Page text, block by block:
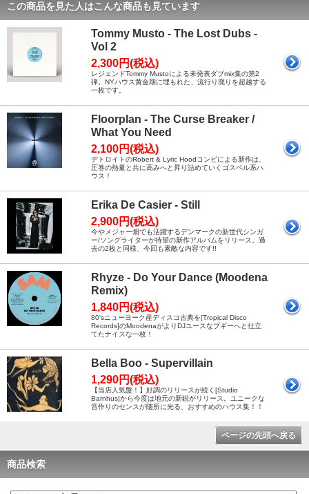
この商品を見た人はこんな商品も見ています
Tommy Musto - The Lost Dubs -
Vol 2
2,300円(税込)
レジェンドTommy Mustoによる未発表ダブmix集の第2
弾。NYハウス黄金期に埋もれた、流行り廃りを超越する
一枚です。
Floorplan - The Curse Breaker /
What You Need
2,100円(税込)
デトロイトのRobert & Lyric Hoodコンビによる新作は、
圧巻の熱量と共に高みへと昇り詰めていくゴスペル系ハ
ウス！
Erika De Casier - Still
2,900円(税込)
今やメジャー畑でも活躍するデンマークの新世代シンガ
ー/ソングライターが待望の新作アルバムをリリース。過
去の2枚と同様、今回も素敵な内容です!!
Rhyze - Do Your Dance (Moodena
Remix)
1,840円(税込)
80'sニューヨーク産ディスコ古典を[Tropical Disco
Records]のMoodenaがよりDJユースなブギーへと仕立
てたナイスな一枚！
Bella Boo - Supervillain
1,290円(税込)
【当店人気盤！】好調のリリースが続く[Studio
Barnhus]から今度は地元の新鋭がリリース。ユニークな
音作りのセンスが随所に光る、おすすめのハウス集！！
ページの先頭へ戻る
商品検索